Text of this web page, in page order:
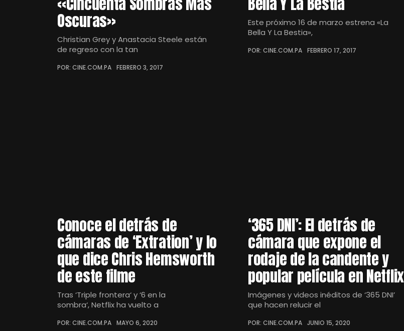
Oscuras»
Christian Grey y Anastacia Steele están
de regreso con la tan
POR: CINE.COM.PA FEBRERO 3, 2017
Este próximo 16 de marzo estrena «La
Bella Y La Bestia»,
POR: CINE.COM.PA FEBRERO 17, 2017
Conoce el detrás de
cámaras de ‘Extration’ y lo
que dice Chris Hemsworth
de este filme
Tras ‘Triple frontera‘ y ‘6 en la
sombra‘, Netflix ha vuelto a
POR: CINE.COM.PA MAYO 6, 2020
‘365 DNI’: El detrás de
cámara que expone el
rodaje de la candente y
popular película en Netflix
Imágenes y videos inéditos de ‘365 DNI’
que hacen relucir el
POR: CINE.COM.PA JUNIO 15, 2020